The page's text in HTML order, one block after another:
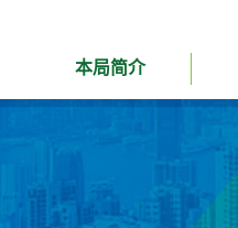
本局简介